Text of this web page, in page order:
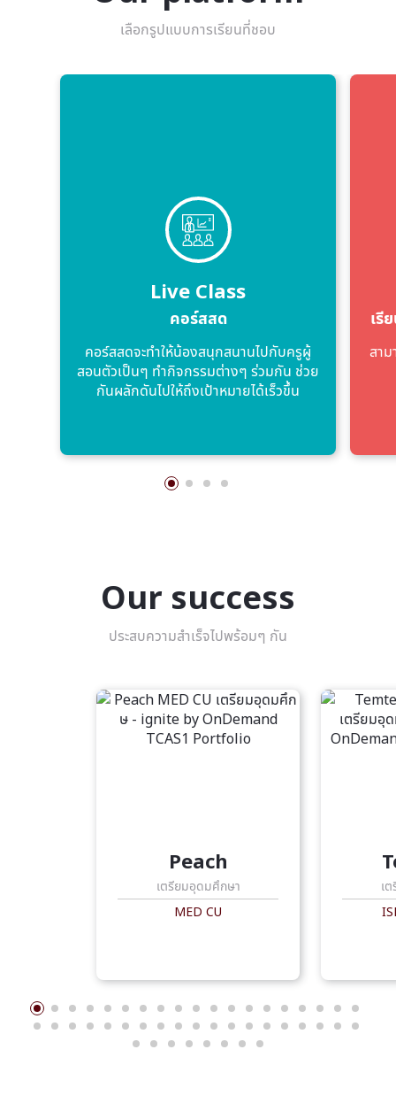
เลือกรูปแบบการเรียนที่ชอบ
Live Class
คอร์สสด
คอร์สสดจะทําให้น้องสนุกสนานไปกับครูผู้
สอนตัวเป็นๆ ทํากิจกรรมต่างๆ ร่วมกัน ช่วย
กันผลักดันไปให้ถึงเป้าหมายได้เร็วขึ้น
เรี
สา
Our success
ประสบความสำเร็จไปพร้อมๆ กัน
Peach
เตรียมอุดมศึกษา
MED CU
เ